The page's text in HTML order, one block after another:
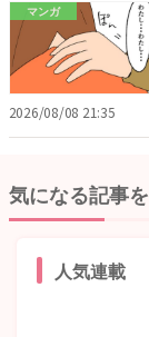
マンガ
2026/08/08 21:35
気になる記事
人気連載